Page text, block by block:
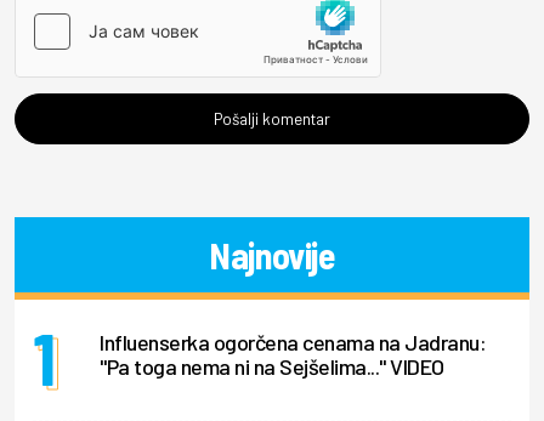
Pošalji komentar
Najnovije
Influenserka ogorčena cenama na Jadranu:
"Pa toga nema ni na Sejšelima..." VIDEO